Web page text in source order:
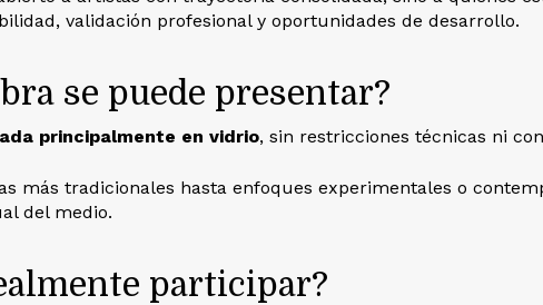
validación profesional y oportunidades de desarrollo.
se puede presentar?
principalmente en vidrio, sin restricciones técnicas ni
más tradicionales hasta enfoques experimentales o
del medio.
participar?